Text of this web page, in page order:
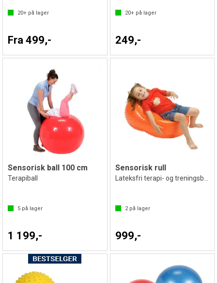
20+ på lager
Fra 499,-
20+på lager
249,-
Sensorisk ball 100 cm
Terapiball
5 på lager
1 199,-
Sensorisk rull
2på lager
999,-